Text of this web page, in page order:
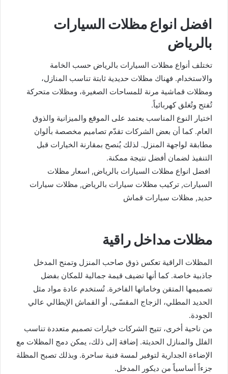
افضل انواع مظلات السيارات
بالرياض
تختلف أنواع مظلات السيارات بالرياض حسب الخامة
والاستخدام. فهناك مظلات حديدية ثابتة تناسب المنازل،
ومظلات قماشية مرنة للمساحات الصغيرة، ومظلات متحركة
تُفتح وتُغلق كهربائياً.
اختيار النوع المناسب يعتمد على الموقع والميزانية والذوق
العام. كما أن بعض الشركات تقدّم تصاميم مخصصة بألوان
مطابقة لواجهة المنزل. لذلك يُنصح بمقارنة الخيارات قبل
التنفيذ لضمان أفضل نتيجة ممكنة.
افضل انواع مظلات السيارات بالرياض, اسعار مظلات
السيارات, تركيب مظلات سيارات بالرياض, مظلات سيارات
حديد, مظلات سيارات قماش
مظلات مداخل راقية
المظلات الراقية تعكس ذوق صاحب المنزل وتمنح المدخل
جاذبية خاصة. كما أنها تضيف قيمة جمالية للمكان بفضل
تصميمها المتقن وخاماتها الفاخرة. تُستخدم عادة مواد مثل
الحديد المطلي، الزجاج المقسّى، أو القماش الإيطالي عالي
الجودة.
من ناحية أخرى، تتيح الشركات خيارات تصميم متعددة تناسب
الفلل والمنازل الحديثة. إضافة إلى ذلك، يمكن دمج المظلات مع
الإضاءة الجدارية لتوفير لمسة فنية ساحرة. وبذلك تصبح المظلة
جزءاً أساسياً من ديكور المدخل.